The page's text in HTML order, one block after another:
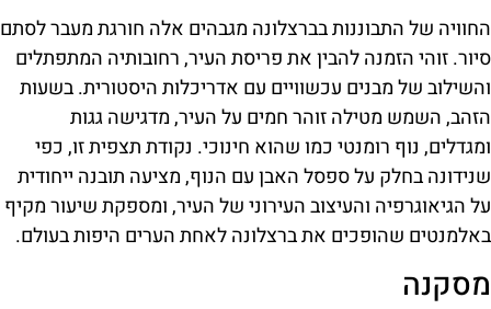
החוויה של התבוננות בברצלונה מגבהים אלה חורגת מעבר לסתם
סיור. זוהי הזמנה להבין את פריסת העיר, רחובותיה המתפתלים
והשילוב של מבנים עכשוויים עם אדריכלות היסטורית. בשעות
הזהב, השמש מטילה זוהר חמים על העיר, מדגישה גגות
ומגדלים, נוף רומנטי כמו שהוא חינוכי. נקודת תצפית זו, כפי
שנידונה בחלק על ספסל האבן עם הנוף, מציעה תובנה ייחודית
על הגיאוגרפיה והעיצוב העירוני של העיר, ומספקת שיעור מקיף
באלמנטים שהופכים את ברצלונה לאחת הערים היפות בעולם.
מסקנה